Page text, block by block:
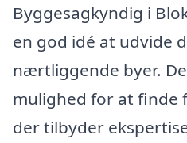
Byggesagkyndig i
en god idé at udvide
nærtliggende byer.
mulighed for at finde
der tilbyder